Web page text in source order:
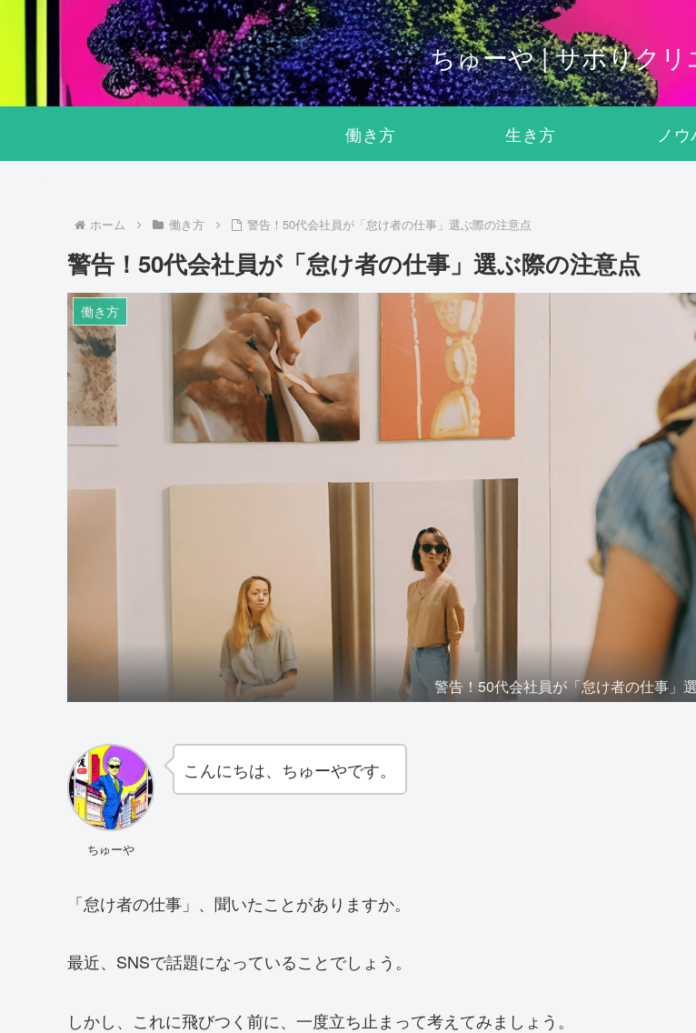
ちゅーや | サボりクリ
働き方 生き方 ノ
ホーム 働き方 警告！50代会社員が「怠け者の仕事」選ぶ際の注意点
警告！50代会社員が「怠け者の仕事」選ぶ際の注意点
働き方
警告！50代会社員が「怠け者の仕事」
ちゅーや
こんにちは、ちゅーやです。
「怠け者の仕事」、聞いたことがありますか。
最近、SNSで話題になっていることでしょう。
しかし、これに飛びつく前に、一度立ち止まって考えてみましょう。